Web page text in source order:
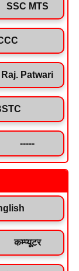
SSC MTS
Raj. Patwari
-----
कम्प्यूटर